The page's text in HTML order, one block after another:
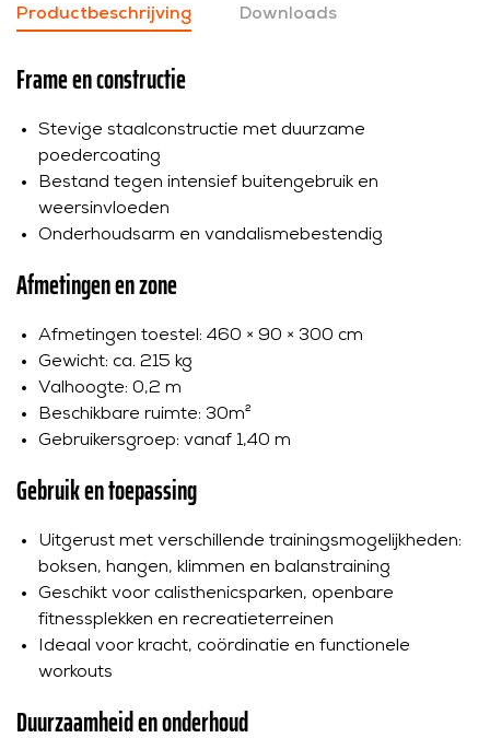
Productbeschrijving Downloads
Frame en constructie
Stevige staalconstructie met duurzame
poedercoating
Bestand tegen intensief buitengebruik en
weersinvloeden
Onderhoudsarm en vandalismebestendig
Afmetingen en zone
Afmetingen toestel: 460 × 90 × 300 cm
Gewicht: ca. 215 kg
Valhoogte: 0,2 m
Beschikbare ruimte: 30m²
Gebruikersgroep: vanaf 1,40 m
Gebruik en toepassing
Uitgerust met verschillende trainingsmogelijkheden:
boksen, hangen, klimmen en balanstraining
Geschikt voor calisthenicsparken, openbare
fitnessplekken en recreatieterreinen
Ideaal voor kracht, coördinatie en functionele
workouts
Duurzaamheid en onderhoud